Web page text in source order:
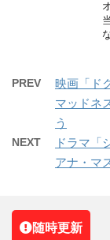
PREV
映画「ド
マッドネ
う
NEXT
ドラマ「
アナ・マ
随時更新